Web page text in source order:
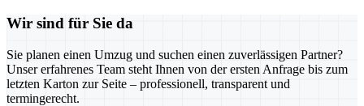
Wir sind für Sie da
Sie planen einen Umzug und suchen einen zuverlässigen Partner?
Unser erfahrenes Team steht Ihnen von der ersten Anfrage bis zum
letzten Karton zur Seite – professionell, transparent und
termingerecht.